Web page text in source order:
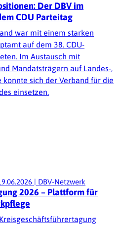
Der DBV im
CDU Parteitag
war mit einem starken
auf dem 38. CDU-
Im Austausch mit
Mandatsträgern auf Landes-,
konnte sich der Verband für die
einsetzen.
| DBV-Netzwerk
2026 – Plattform für